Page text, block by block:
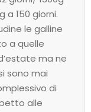
a 150 giorni.
le galline
a quelle
ma ne
sono mai
di
alle